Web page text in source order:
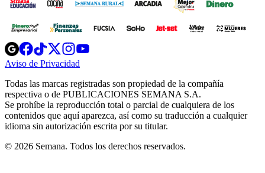
Opens
in
new
Opens
in
new
Opens
in
new
window
Opens
new
windowwindow
Aviso de Privacidad
new
window
Todas las marcas registradas son propiedad de la compañía
respectiva o de PUBLICACIONES SEMANA S.A.
Se prohíbe la reproducción total o parcial de cualquiera de los
contenidos que aquí aparezca, así como su traducción a cualquier
idioma sin autorización escrita por su titular.
© 2026 Semana. Todos los derechos reservados.